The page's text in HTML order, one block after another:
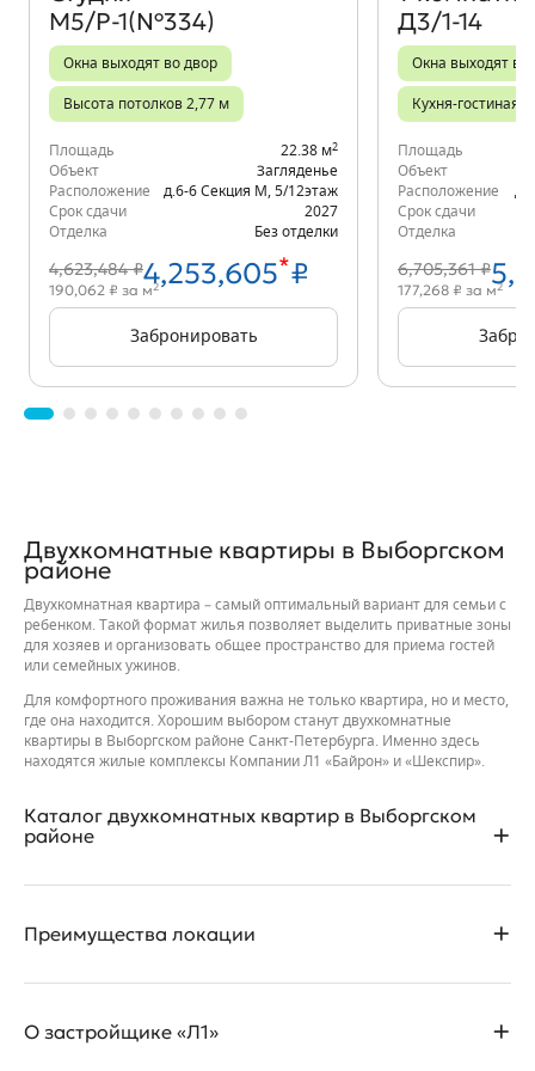
М5/Р-1(№334)
Окна выходят во двор
Высота потолков 2,77 м
Площадь 22.38 м2
Объект
Загляденье
Расположение
д.6-6 Секция М 5/12этаж
Срок сдачи
2027
Отделка
Без отделки
4,623,484 ₽4,253,605*₽
190,062 ₽ за м2
Забронировать
Д3/1-14
Окна выходят во
Кухня-гостиная
Площадь
Объект
Расположение
Срок сдачи
Отделка
6,705,361 ₽
177,268 ₽ за м2
Двухкомнатные квартиры в Выборгском
районе
Двухкомнатная квартира – самый оптимальный вариант для семьи с
ребенком. Такой формат жилья позволяет выделить приватные зоны
для хозяев и организовать общее пространство для приема гостей
или семейных ужинов.
Для комфортного проживания важна не только квартира, но и место,
где она находится. Хорошим выбором станут двухкомнатные
квартиры в Выборгском районе Санкт-Петербурга. Именно здесь
находятся жилые комплексы Компании Л1 «Байрон» и «Шекспир».
Каталог двухкомнатных квартир в Выборгском
районе
двухкомнатных квартир. Помимо жилья со стандартными
Преимущества локации
проспекта Просвещения с улицами Руднева и Кустодиева. Это
О застройщике «Л1»